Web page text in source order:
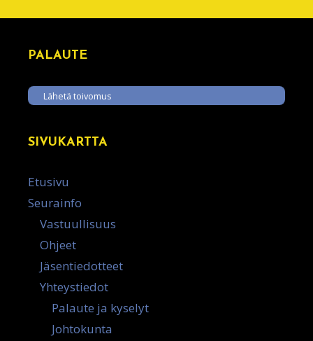
PALAUTE
Lähetä toivomus
SIVUKARTTA
Etusivu
Seurainfo
Vastuullisuus
Ohjeet
Jäsentiedotteet
Yhteystiedot
Palaute ja kyselyt
Johtokunta